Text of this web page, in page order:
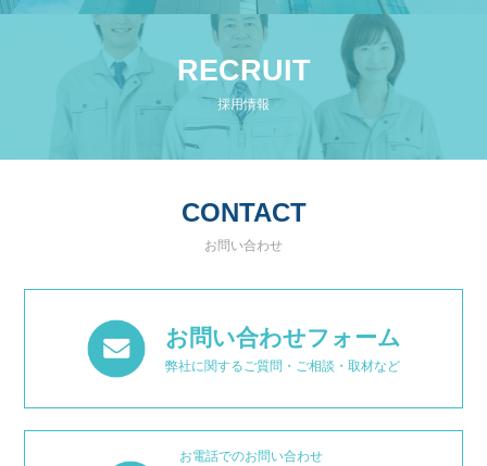
RECRUIT
採用情報
CONTACT
お問い合わせ
お問い合わせフォーム
弊社に関するご質問・ご相談・取材など
お電話でのお問い合わせ